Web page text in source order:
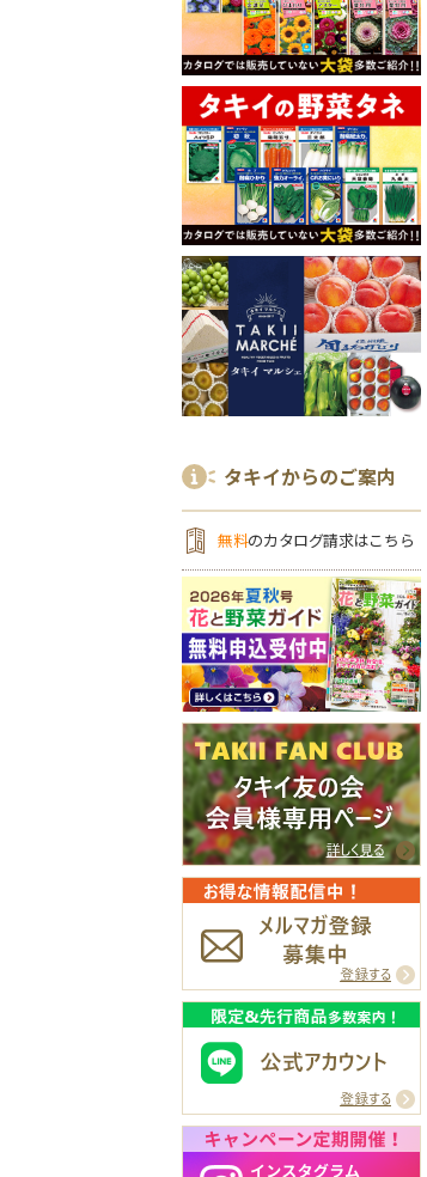
タキイからのご案内
無料のカタログ請求はこちら